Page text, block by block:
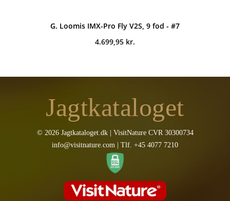
G. Loomis IMX-Pro Fly V2S, 9 fod - #7
4.699,95 kr.
Jagtkataloget
© 2026 Jagtkataloget.dk | VisitNature CVR 30300734
info@visitnature.com | Tlf. +45 4077 7210